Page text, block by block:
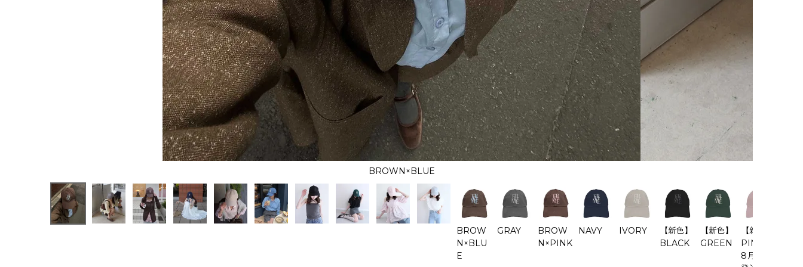
BROWN×BLUE
BROW
N×BLU
E
GRAY
BROW
N×PINK
NAVY IVORY
【新色】
BLACK
【新色】
GREEN
【新色】
PINK（
8月上旬